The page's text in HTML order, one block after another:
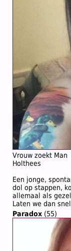
Vrouw zoekt Man
Holthees
Een jonge,
dol op stappen,
allemaal als
Laten we dan
Paradox (55)